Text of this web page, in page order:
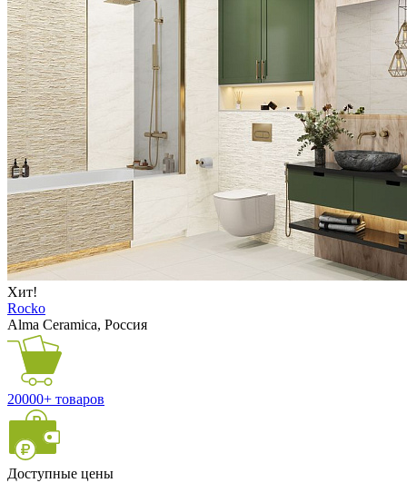
Хит!
Rocko
Alma Ceramica, Россия
20000+ товаров
Доступные цены